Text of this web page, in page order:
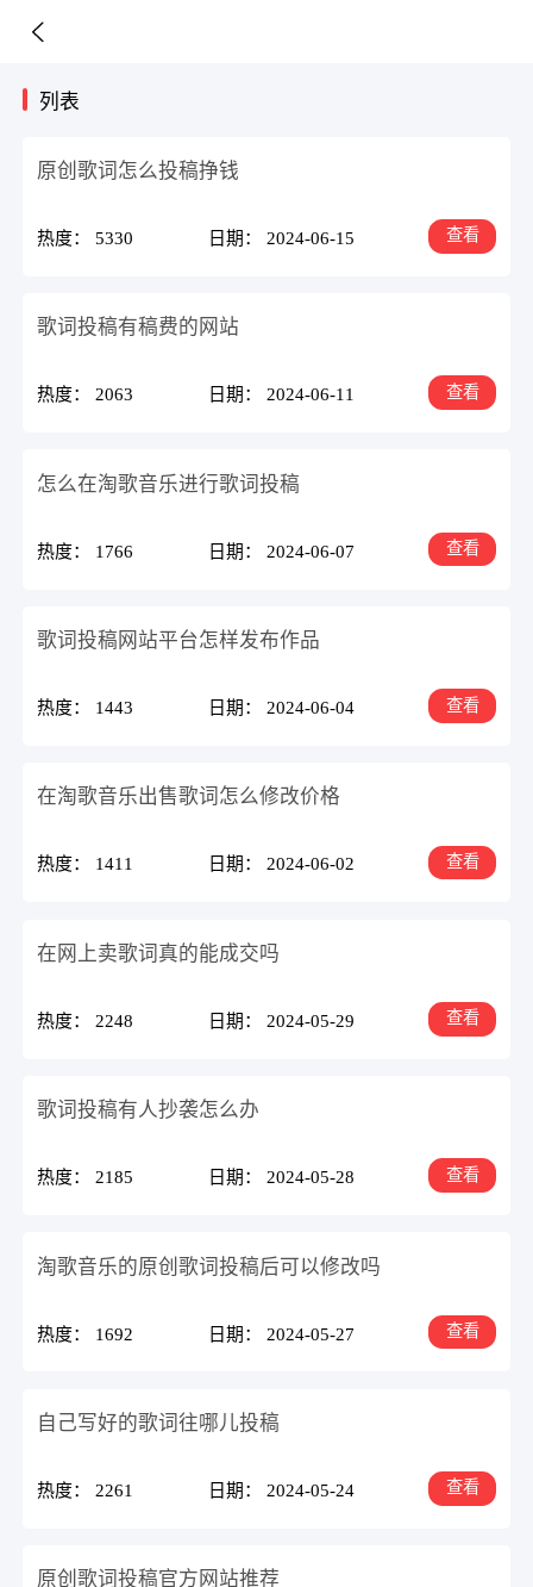
列表
原创歌词怎么投稿挣钱
热度： 5330 日期： 2024-06-15 查看
歌词投稿有稿费的网站
热度： 2063 日期： 2024-06-11 查看
怎么在淘歌音乐进行歌词投稿
热度： 1766 日期： 2024-06-07 查看
歌词投稿网站平台怎样发布作品
热度： 1443 日期： 2024-06-04 查看
在淘歌音乐出售歌词怎么修改价格
热度： 1411 日期： 2024-06-02 查看
在网上卖歌词真的能成交吗
热度： 2248 日期： 2024-05-29 查看
歌词投稿有人抄袭怎么办
热度： 2185 日期： 2024-05-28 查看
淘歌音乐的原创歌词投稿后可以修改吗
热度： 1692 日期： 2024-05-27 查看
自己写好的歌词往哪儿投稿
热度： 2261 日期： 2024-05-24 查看
原创歌词投稿官方网站推荐